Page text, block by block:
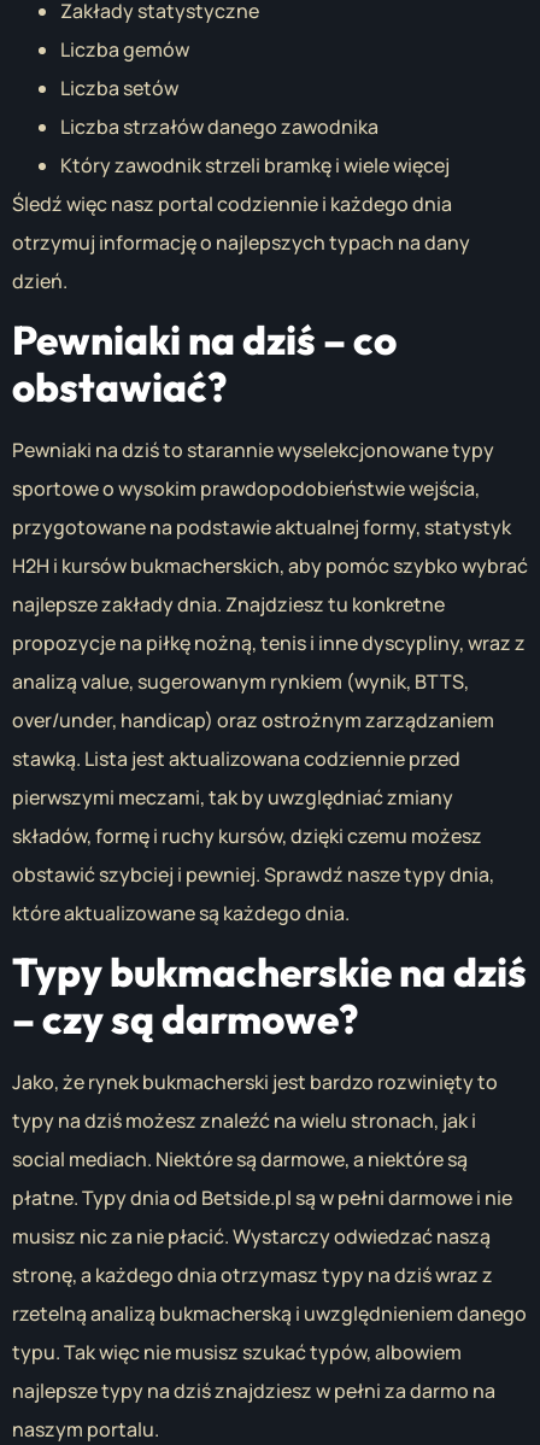
Zakłady statystyczne
Liczba gemów
Liczba setów
Liczba strzałów danego zawodnika
Który zawodnik strzeli bramkę i wiele więcej
Śledź więc nasz portal codziennie i każdego dnia
otrzymuj informację o najlepszych typach na dany
dzień.
Pewniaki na dziś – co
obstawiać?
Pewniaki na dziś to starannie wyselekcjonowane typy
sportowe o wysokim prawdopodobieństwie wejścia,
przygotowane na podstawie aktualnej formy, statystyk
H2H i kursów bukmacherskich, aby pomóc szybko wybrać
najlepsze zakłady dnia. Znajdziesz tu konkretne
propozycje na piłkę nożną, tenis i inne dyscypliny, wraz z
analizą value, sugerowanym rynkiem (wynik, BTTS,
over/under, handicap) oraz ostrożnym zarządzaniem
stawką. Lista jest aktualizowana codziennie przed
pierwszymi meczami, tak by uwzględniać zmiany
składów, formę i ruchy kursów, dzięki czemu możesz
obstawić szybciej i pewniej. Sprawdź nasze typy dnia,
które aktualizowane są każdego dnia.
Typy bukmacherskie na dziś
– czy są darmowe?
Jako, że rynek bukmacherski jest bardzo rozwinięty to
typy na dziś możesz znaleźć na wielu stronach, jak i
social mediach. Niektóre są darmowe, a niektóre są
płatne. Typy dnia od Betside.pl są w pełni darmowe i nie
musisz nic za nie płacić. Wystarczy odwiedzać naszą
stronę, a każdego dnia otrzymasz typy na dziś wraz z
rzetelną analizą bukmacherską i uwzględnieniem danego
typu. Tak więc nie musisz szukać typów, albowiem
najlepsze typy na dziś znajdziesz w pełni za darmo na
naszym portalu.